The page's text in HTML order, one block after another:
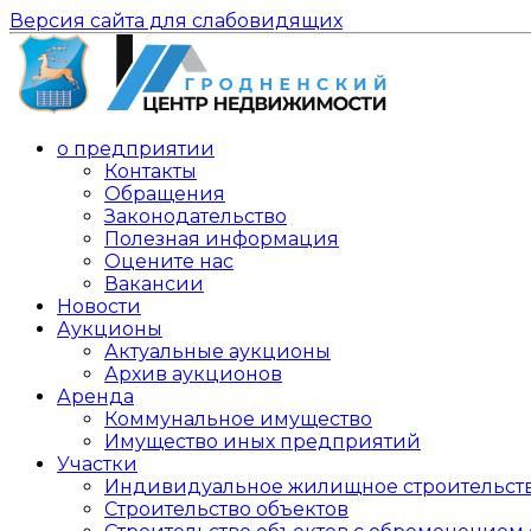
Версия сайта для слабовидящих
о предприятии
Контакты
Обращения
Законодательство
Полезная информация
Оцените нас
Вакансии
Новости
Аукционы
Актуальные аукционы
Архив аукционов
Аренда
Коммунальное имущество
Имущество иных предприятий
Участки
Индивидуальное жилищное
Строительство объектов